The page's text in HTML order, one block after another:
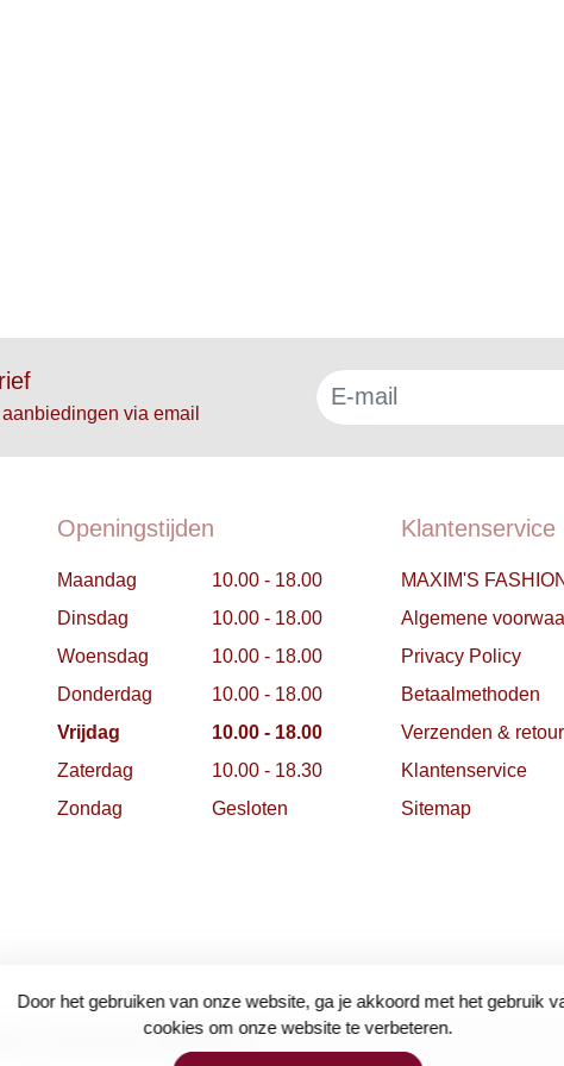
Door het gebruiken van onze website, ga je akkoord met het gebruik
cookies om onze website te verbeteren.
via email
Openingstijden
Maandag
10.00 - 18.00
Dinsdag
10.00 - 18.00
Woensdag
10.00 - 18.00
Donderdag
10.00 - 18.00
Vrijdag
10.00 - 18.00
Zaterdag
10.00 - 18.30
Zondag
Gesloten
Klantenservice
MAXIM'S FASHION
Algemene
Privacy Policy
Betaalmethoden
Verzenden &
Klantenservice
Sitemap